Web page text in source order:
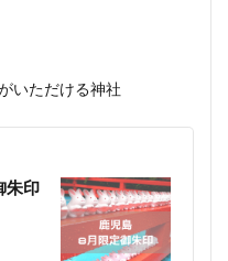
いただける神社
朱印